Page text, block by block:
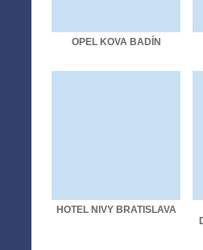
OPEL KOVA BADÍN
HOTEL NIVY BRATISLAVA